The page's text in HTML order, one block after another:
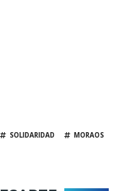
SOLIDARIDAD MORAOS